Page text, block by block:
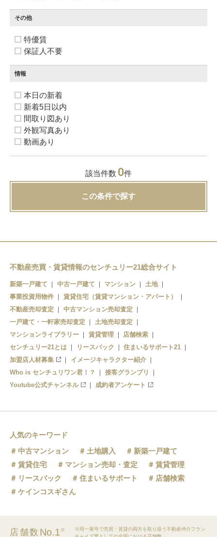
その他
特優賃
保証人不要
情報
本日の新着
新着5日以内
間取り図あり
外観写真あり
動画あり
該当件数 0件
この条件で探す
不動産売買・賃貸情報のセンチュリー21総合サイト
新築一戸建て 中古一戸建て マンション
土地
事業投資用物件
賃貸住宅（賃貸マンション・アパート）
不動産売却査定
中古マンション売却査定
一戸建て・一軒家売却査定
土地売却査定
マンションライブラリー
賃貸管理
店舗検索
センチュリー21とは
リースバック
住まいるサポート21
加盟店人材募集
イメージキャラクター紹介
Who is センチュリワン君！？
接客グランプリ
Youtube公式チャンネル
成約者アンケート
人気のキーワード
中古マンション
土地購入
新築一戸建て
賃貸住宅
マンション売却・査定
賃貸管理
リースバック
住まいるサポート
店舗検索
ケインコスギさん
店舗数 No.1※
※同一屋号で売買・賃貸の両方を取り扱う不動産仲介フラン